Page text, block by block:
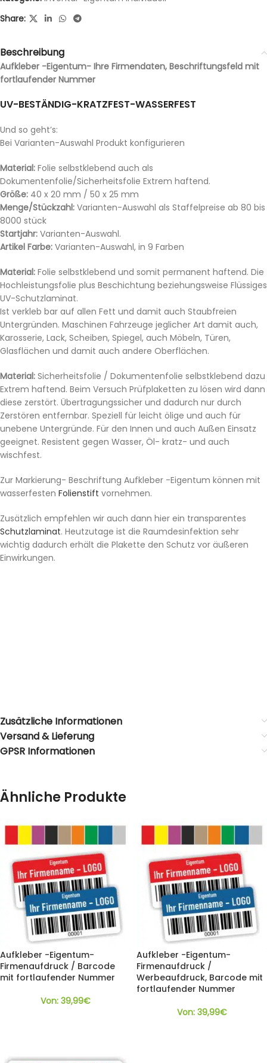
Share:
Beschreibung
Aufkleber -Eigentum- Ihre Firmendaten, Beschriftungsfeld mit
fortlaufender Nummer
UV-BESTÄNDIG-KRATZFEST-WASSERFEST
Und so geht’s:
Bei Varianten-Auswahl Produkt konfigurieren
Material: Folie selbstklebend auch als
Dokumentenfolie/Sicherheitsfolie Extrem haftend.
Größe: 40 x 20 mm / 50 x 25 mm
Menge/Stückzahl: Varianten-Auswahl als Staffelpreise ab 80 bis
8000 stück
Startjahr: Varianten-Auswahl.
Artikel Farbe: Varianten-Auswahl, in 9 Farben
Material: Folie selbstklebend und somit permanent haftend. Die
Hochleistungsfolie plus Beschichtung beziehungsweise Flüssiges
UV-Schutzlaminat.
Ist verkleb bar auf allen Fett und damit auch Staubfreien
Untergründen. Maschinen Fahrzeuge jeglicher Art damit auch,
Karosserie, Lack, Scheiben, Spiegel, auch Möbeln, Türen,
Glasflächen und damit auch andere Oberflächen.
Material: Sicherheitsfolie / Dokumentenfolie selbstklebend dazu
Extrem haftend. Beim Versuch Prüfplaketten zu lösen wird dann
diese zerstört. Übertragungssicher und dadurch nur durch
Zerstören entfernbar. Speziell für leicht ölige und auch für
unebene Untergründe. Für den Innen und auch Außen Einsatz
geeignet. Resistent gegen Wasser, Öl- kratz- und auch
wischfest.
Zur Markierung- Beschriftung Aufkleber -Eigentum können mit
wasserfesten Folienstift vornehmen.
Zusätzlich empfehlen wir auch dann hier ein transparentes
Schutzlaminat. Heutzutage ist die Raumdesinfektion sehr
wichtig dadurch erhält die Plakette den Schutz vor äußeren
Einwirkungen.
Zusätzliche Informationen
Versand & Lieferung
GPSR Informationen
Ähnliche Produkte
Aufkleber -Eigentum-
Firmenaufdruck / Barcode
mit fortlaufender Nummer
Von: 39,99€
Aufkleber -Eigentum-
Firmenaufdruck /
Werbeaufdruck, Barcode mit
fortlaufender Nummer
Von: 39,99€